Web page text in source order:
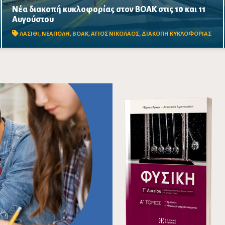
Νέα διακοπή κυκλοφορίας στον ΒΟΑΚ στις 10 και 11
Αυγούστου
ΛΑΣΙΘΙ, ΝΕΑΠΟΛΗ, ΒΟΑΚ,ΑΓΙΟΣ ΝΙΚΟΛΑΟΣ, ΔΙΑΚΟΠΗ ΚΥΚΛΟΦΟΡΙΑΣ
Κλειστό από τις 09:00 έως τις 17:00 το τμήμα Αγίου
Νικολάου–Νεάπολης, στο ύψος της γέφυρας Ξηροποτάμου,
λόγω απομάκρυνσης επισφαλών βραχωδών όγκων.